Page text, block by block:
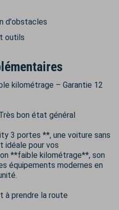
d'obstacles
outils
kilométrage – Garantie 12
bon état général
3 portes **, une voiture sans
idéale pour vos
**faible kilométrage**, son
équipements modernes en
à prendre la route